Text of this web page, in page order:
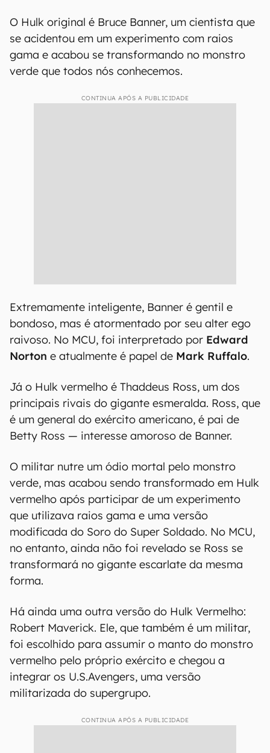
O Hulk original é Bruce Banner, um cientista que
se acidentou em um experimento com raios
gama e acabou se transformando no monstro
verde que todos nós conhecemos.
CONTINUA APÓS A PUBLICIDADE
Extremamente inteligente, Banner é gentil e
bondoso, mas é atormentado por seu alter ego
raivoso. No MCU, foi interpretado por Edward
Norton e atualmente é papel de Mark Ruffalo.
Já o Hulk vermelho é Thaddeus Ross, um dos
principais rivais do gigante esmeralda. Ross, que
é um general do exército americano, é pai de
Betty Ross — interesse amoroso de Banner.
O militar nutre um ódio mortal pelo monstro
verde, mas acabou sendo transformado em Hulk
vermelho após participar de um experimento
que utilizava raios gama e uma versão
modificada do Soro do Super Soldado. No MCU,
no entanto, ainda não foi revelado se Ross se
transformará no gigante escarlate da mesma
forma.
Há ainda uma outra versão do Hulk Vermelho:
Robert Maverick. Ele, que também é um militar,
foi escolhido para assumir o manto do monstro
vermelho pelo próprio exército e chegou a
integrar os U.S.Avengers, uma versão
militarizada do supergrupo.
CONTINUA APÓS A PUBLICIDADE